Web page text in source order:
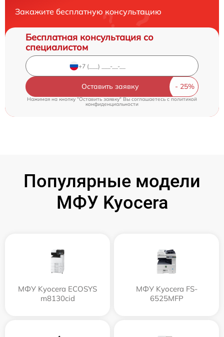
Закажите бесплатную консультацию
Бесплатная консультация со
специалистом
Оставить заявку
Нажимая на кнопку "Оставить заявку" Вы соглашаетесь c политикой
конфиденциальности
Популярные модели
МФУ Kyocera
МФУ Kyocera ECOSYS
m8130cid
МФУ Kyocera FS-
6525MFP